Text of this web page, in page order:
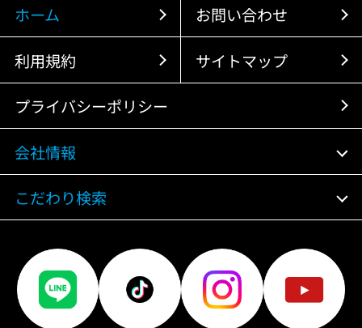
ホーム お問い合わせ
利用規約 サイトマップ
プライバシーポリシー
会社情報
こだわり検索